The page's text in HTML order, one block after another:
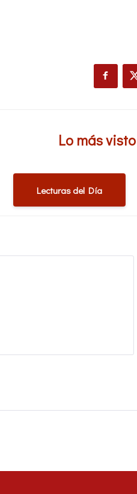
Lo más
Lecturas del Día